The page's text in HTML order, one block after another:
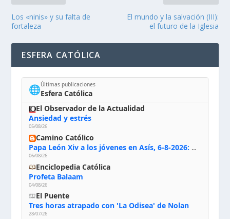
Los «ninis» y su falta de
fortaleza
El mundo y la salvación (III):
el futuro de la Iglesia
ESFERA CATÓLICA
🌐Últimas publicaciones
Esfera Católica
El Observador de la Actualidad
Ansiedad y estrés
05/08/26
Camino Católico
Papa León Xiv a los jóvenes en Asís, 6-8-2026: «De san Francisco aprendan la radicalidad evangélica: no los vuelve ciegos ni violentos, sino sensibles, atentos, siempre en el seguimiento de Jesús, humildes y acogiendo a todos»
06/08/26
Enciclopedia Católica
Profeta Balaam
04/08/26
El Puente
Tres horas atrapado con 'La Odisea' de Nolan
28/07/26